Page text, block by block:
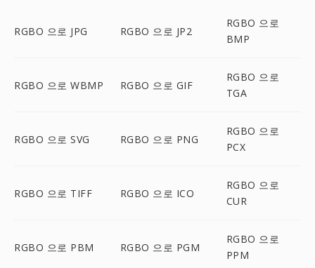
RGBO 으로 JPG RGBO 으로 JP2
RGBO 으로
BMP
RGBO 으로 WBMP RGBO 으로 GIF
RGBO 으로
TGA
RGBO 으로 SVG RGBO 으로 PNG
RGBO 으로
PCX
RGBO 으로 TIFF RGBO 으로 ICO
RGBO 으로
CUR
RGBO 으로 PBM RGBO 으로 PGM
RGBO 으로
PPM